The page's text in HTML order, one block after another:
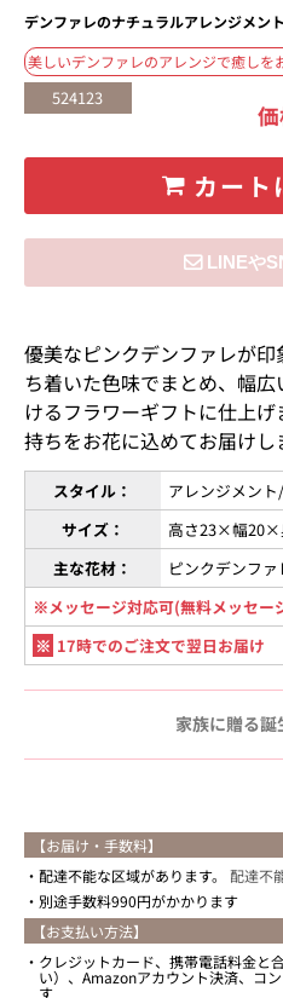
デンファレのナチュラルアレンジメン
美しいデンファレのアレンジで癒しを
524123
カート
住所を知らない相
優美なピンクデンファレが
ち着いた色味でまとめ、幅
けるフラワーギフトに仕上
持ちをお花に込めてお届けし
スタイル：
アレンジメン
サイズ：
高さ23×幅20×
主な花材：
ピンクデンファ
※メッセージ対応可(無料メッセー
※ 17時でのご注文で翌日お届け
家族に贈る
【お届け・手数料】
配達不能な区域があります。 配達不
別途手数料990円がかかります
【お支払い方法】
クレジットカード、携帯電話料金と
い）、Amazonアカウント決済、コ
す